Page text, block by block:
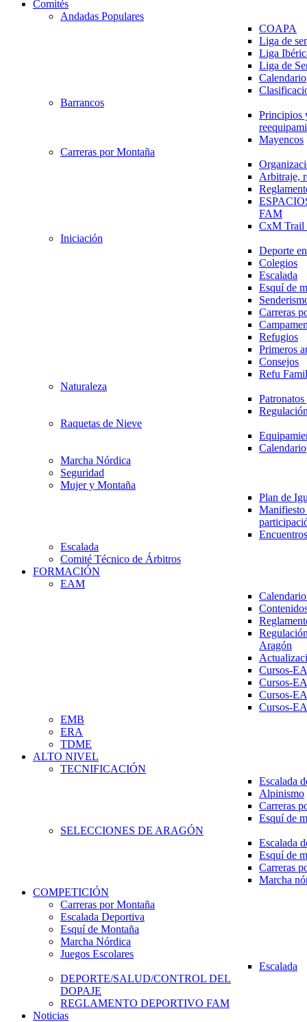
Comités
Andadas Populares
COAPA
Liga de
Liga
Liga de
Calendario
Barrancos
Principios
Mayencos
Carreras por Montaña
Arbitraje,
FAM
CxM
Iniciación
Deporte
Colegios
Escalada
Esquí de
Carreras
Refugios
Primeros
Consejos
Refu
Naturaleza
Raquetas de Nieve
Calendario
Marcha Nórdica
Seguridad
Mujer y Montaña
Plan de
Escalada
Comité Técnico de Árbitros
FORMACIÓN
EAM
Aragón
Cursos-
Cursos-
Cursos-
Cursos-
EMB
ERA
TDME
ALTO NIVEL
TECNIFICACIÓN
Escalada
Alpinismo
Carreras
Esquí de
SELECCIONES DE ARAGÓN
Escalada
Esquí de
Carreras
Marcha
COMPETICIÓN
Carreras por Montaña
Escalada Deportiva
Esquí de Montaña
Marcha Nórdica
Juegos Escolares
Escalada
DEPORTE/SALUD/CONTROL DEL
DOPAJE
REGLAMENTO DEPORTIVO FAM
Noticias